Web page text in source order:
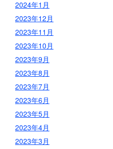
2024年1月
2023年12月
2023年11月
2023年10月
2023年9月
2023年8月
2023年7月
2023年6月
2023年5月
2023年4月
2023年3月